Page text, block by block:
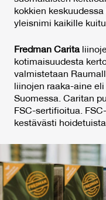
kokkien
yleisnimi kaikille
Fredman Carita
kotimaisuudesta
valmistetaan
liinojen raaka-aine
Suomessa. Caritan
FSC-sertifioitua.
kestävästi